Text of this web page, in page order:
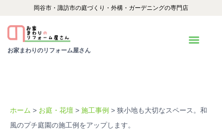
岡谷市・諏訪市の庭づくり・外構・ガーデニングの専門店
お家まわりのリフォーム屋さん
ホーム > お庭・花壇 > 施工事例 > 狭小地も大切なスペース。和
風のプチ庭園の施工例をアップします。